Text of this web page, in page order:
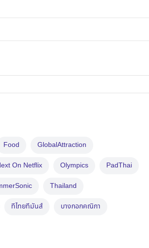
Food GlobalAttraction
On Netflix Olympics PadThai
Thailand
ทีไทยทีมันส์ บางกอกคณิกา